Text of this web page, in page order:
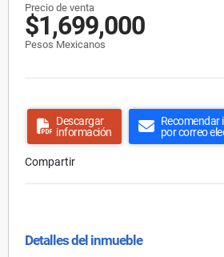
Precio de venta
$1,699,000
Pesos Mexicanos
Descargar
información
Recomendar
por correo
Compartir
Detalles del inmueble